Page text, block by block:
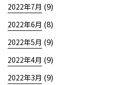
2022年7月 (9)
2022年6月 (8)
2022年5月 (9)
2022年4月 (9)
2022年3月 (9)